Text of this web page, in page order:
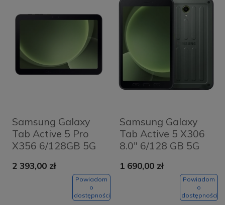
Samsung Galaxy
Tab Active 5 Pro
X356 6/128GB 5G
Zielony - Green
2 393,00 zł
Powiadom
o
dostępności
Samsung Galaxy
Tab Active 5 X306
8.0" 6/128 GB 5G
Zielony - Green
1 690,00 zł
Powiadom
o
dostępności